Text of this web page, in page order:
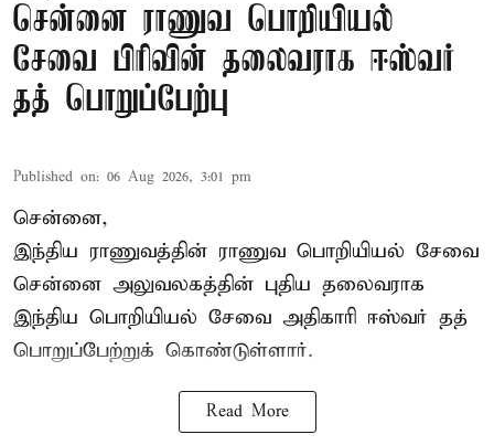
சென்னை ராணுவ பொறியியல்
சேவை பிரிவின் தலைவராக ஈஸ்வர்
தத் பொறுப்பேற்பு
Published on: 06 Aug 2026, 3:01 pm
சென்னை,
இந்திய ராணுவத்தின் ராணுவ பொறியியல் சேவை
சென்னை அலுவலகத்தின் புதிய தலைவராக
இந்திய பொறியியல் சேவை அதிகாரி ஈஸ்வர் தத்
பொறுப்பேற்றுக் கொண்டுள்ளார்.
Read More